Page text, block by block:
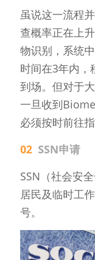
虽说这一流程
查概率正在上
物识别，系统
时间在3年内，
到场。但对于
一旦收到
必须按时前往
02 SSN申请
SSN（社会安
居民及临时工
号。